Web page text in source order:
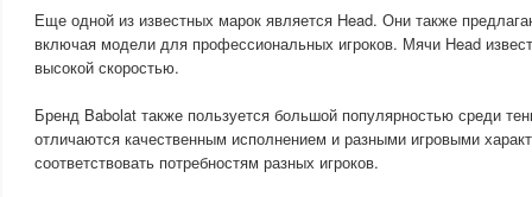
Еще одной из известных марок является Head. Они также
включая модели для профессиональных игроков. Мячи Head
высокой скоростью.
Бренд Babolat также пользуется большой популярностью среди
отличаются качественным исполнением и разными игровыми
соответствовать потребностям разных игроков.